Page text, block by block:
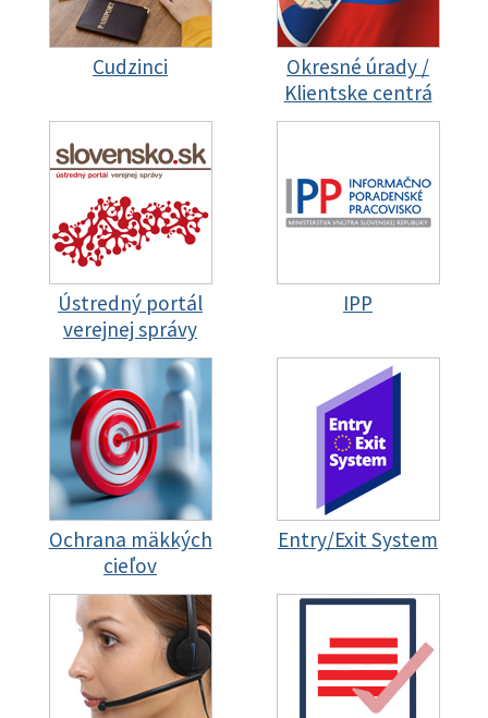
Cudzinci
Okresné úrady /
Klientske centrá
Ústredný portál
verejnej správy
IPP
Ochrana mäkkých
cieľov
Entry/Exit System